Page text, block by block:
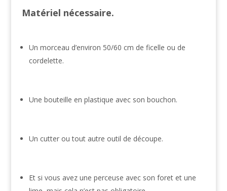
Matériel nécessaire.
Un morceau d’environ 50/60 cm de ficelle ou de
cordelette.
Une bouteille en plastique avec son bouchon.
Un cutter ou tout autre outil de découpe.
Et si vous avez une perceuse avec son foret et une